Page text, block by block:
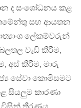
ද සංශෝධනය කළ
සහ ආයතන
ලේකම්වරුන්
වැඩි කිරීම,
අස් කිරීම, මාරු
සේවා කොමිසමට
සියලුම කාරණා